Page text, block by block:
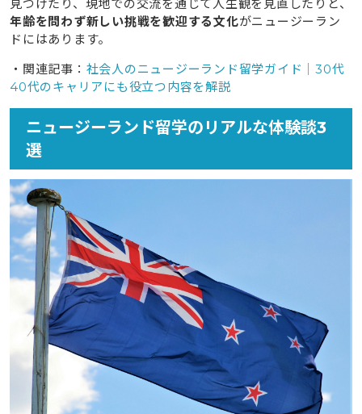
見つけたり、現地での交流を通じて人生観を見直したりと、
年齢を問わず新しい挑戦を歓迎する文化がニュージーラン
ドにはあります。
・関連記事： 社会人のニュージーランド留学ガイド｜30代
40代のキャリアにも役立つ内容を解説
ニュージーランド留学のリアルな体験談3
選